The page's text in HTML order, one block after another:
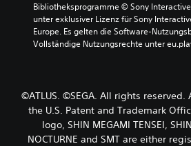
Bibliotheksprogramme © Sony
unter exklusiver Lizenz für Sony
Europe. Es gelten die Software-
Vollständige Nutzungsrechte unter
©ATLUS. ©SEGA. All rights reserved.
the U.S. Patent and Trademark
logo, SHIN MEGAMI TENSEI,
NOCTURNE and SMT are either